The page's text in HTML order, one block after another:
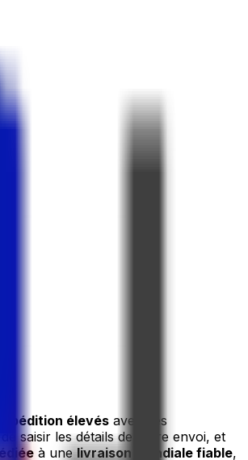
élevés avec des
de saisir les détails de votre envoi, et
à unelivraison mondiale fiable,